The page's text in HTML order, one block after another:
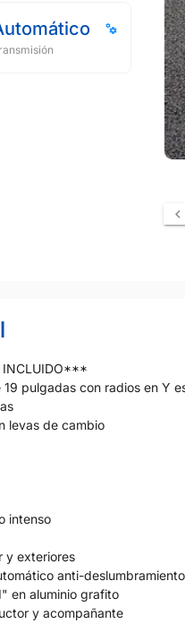
INCLUIDO***
pulgadas con radios en Y
levas de cambio
intenso
y exteriores
anti-deslumbramiento
en aluminio grafito
y acompañante